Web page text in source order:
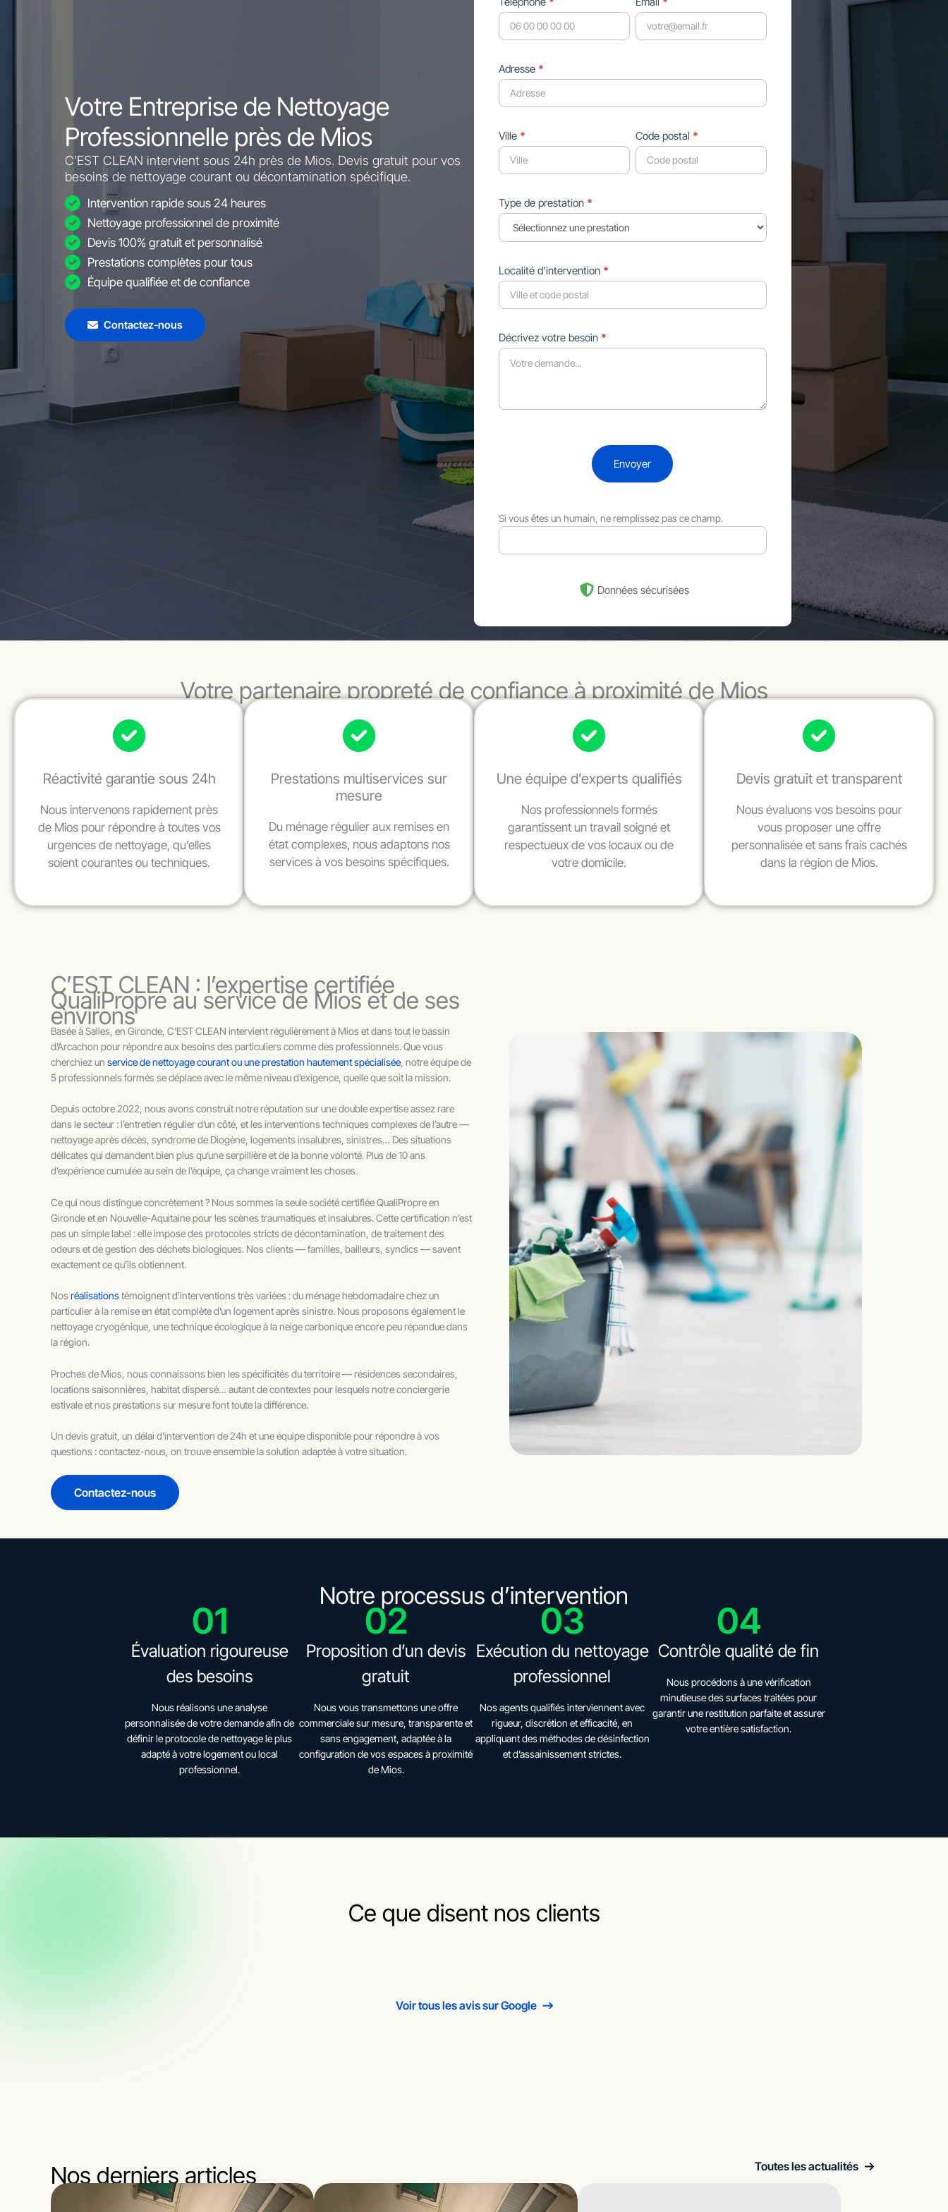
Votre Entreprise de Nettoyage
Professionnelle près de Mios
C’EST CLEAN intervient sous 24h près de Mios. Devis gratuit pour vos
besoins de nettoyage courant ou décontamination spécifique.
Intervention rapide sous 24 heures
Nettoyage professionnel de proximité
Devis 100% gratuit et personnalisé
Prestations complètes pour tous
Équipe qualifiée et de confiance
Contactez-nous
Adresse *
Ville * Code postal *
Type de prestation *
Localité d'intervention *
Décrivez votre besoin *
Envoyer
Si vous êtes un humain, ne remplissez pas ce champ.
Données sécurisées
Votre partenaire propreté de confiance à proximité de Mios
Réactivité garantie sous 24h
Nous intervenons rapidement près
de Mios pour répondre à toutes vos
urgences de nettoyage, qu’elles
soient courantes ou techniques.
Prestations multiservices sur
mesure
Du ménage régulier aux remises en
état complexes, nous adaptons nos
services à vos besoins spécifiques.
Une équipe d’experts qualifiés
Nos professionnels formés
garantissent un travail soigné et
respectueux de vos locaux ou de
votre domicile.
Devis gratuit et transparent
Nous évaluons vos besoins pour
vous proposer une offre
personnalisée et sans frais cachés
dans la région de Mios.
C’EST CLEAN : l’expertise certifiée
QualiPropre au service de Mios et de ses
environs
Basée à Salles, en Gironde, C’EST CLEAN intervient régulièrement à Mios et dans tout le bassin
d’Arcachon pour répondre aux besoins des particuliers comme des professionnels. Que vous
cherchiez un service de nettoyage courant ou une prestation hautement spécialisée , notre équipe de
5 professionnels formés se déplace avec le même niveau d’exigence, quelle que soit la mission.
Depuis octobre 2022, nous avons construit notre réputation sur une double expertise assez rare
dans le secteur : l’entretien régulier d’un côté, et les interventions techniques complexes de l’autre —
nettoyage après décès, syndrome de Diogène, logements insalubres, sinistres… Des situations
délicates qui demandent bien plus qu’une serpillière et de la bonne volonté. Plus de 10 ans
d’expérience cumulée au sein de l’équipe, ça change vraiment les choses.
Ce qui nous distingue concrètement ? Nous sommes la seule société certifiée QualiPropre en
Gironde et en Nouvelle-Aquitaine pour les scènes traumatiques et insalubres. Cette certification n’est
pas un simple label : elle impose des protocoles stricts de décontamination, de traitement des
odeurs et de gestion des déchets biologiques. Nos clients — familles, bailleurs, syndics — savent
exactement ce qu’ils obtiennent.
Nosréalisationstémoignent d’interventions très variées : du ménage hebdomadaire chez un
particulier à la remise en état complète d’un logement après sinistre. Nous proposons également le
nettoyage cryogénique, une technique écologique à la neige carbonique encore peu répandue dans
la région.
Proches de Mios, nous connaissons bien les spécificités du territoire — résidences secondaires,
locations saisonnières, habitat dispersé… autant de contextes pour lesquels notre conciergerie
estivale et nos prestations sur mesure font toute la différence.
Un devis gratuit, un délai d’intervention de 24h et une équipe disponible pour répondre à vos
questions : contactez-nous, on trouve ensemble la solution adaptée à votre situation.
Contactez-nous
Notre processus d’intervention
01
Évaluation rigoureuse
des besoins
Nous réalisons une analyse
personnalisée de votre demande afin de
définir le protocole de nettoyage le plus
adapté à votre logement ou local
professionnel.
02
Proposition d’un devis
gratuit
Nous vous transmettons une offre
commerciale sur mesure, transparente et
sans engagement, adaptée à la
configuration de vos espaces à proximité
de Mios.
03
Exécution du nettoyage
professionnel
Nos agents qualifiés interviennent avec
rigueur, discrétion et efficacité, en
appliquant des méthodes de désinfection
et d’assainissement strictes.
04
Contrôle qualité de fin
Nous procédons à une vérification
minutieuse des surfaces traitées pour
garantir une restitution parfaite et assurer
votre entière satisfaction.
Ce que disent nos clients
Voir tous les avis sur Google
Nos derniers articles Toutes les actualités